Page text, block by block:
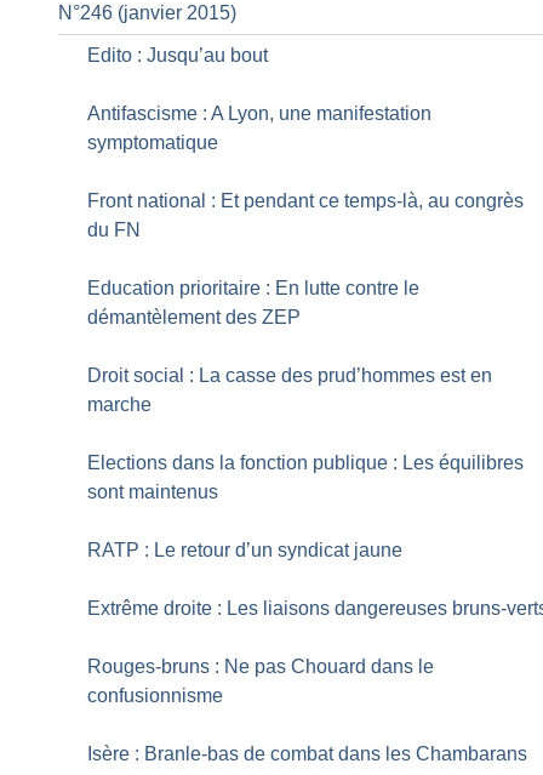
N°246 (janvier 2015)
Edito : Jusqu’au bout
Antifascisme : A Lyon, une manifestation
symptomatique
Front national : Et pendant ce temps-là, au congrès
du FN
Education prioritaire : En lutte contre le
démantèlement des ZEP
Droit social : La casse des prud’hommes est en
marche
Elections dans la fonction publique : Les équilibres
sont maintenus
RATP : Le retour d’un syndicat jaune
Extrême droite : Les liaisons dangereuses bruns-
Rouges-bruns : Ne pas Chouard dans le
confusionnisme
Isère : Branle-bas de combat dans les Chambarans